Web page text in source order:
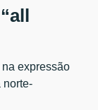
expressão
norte-